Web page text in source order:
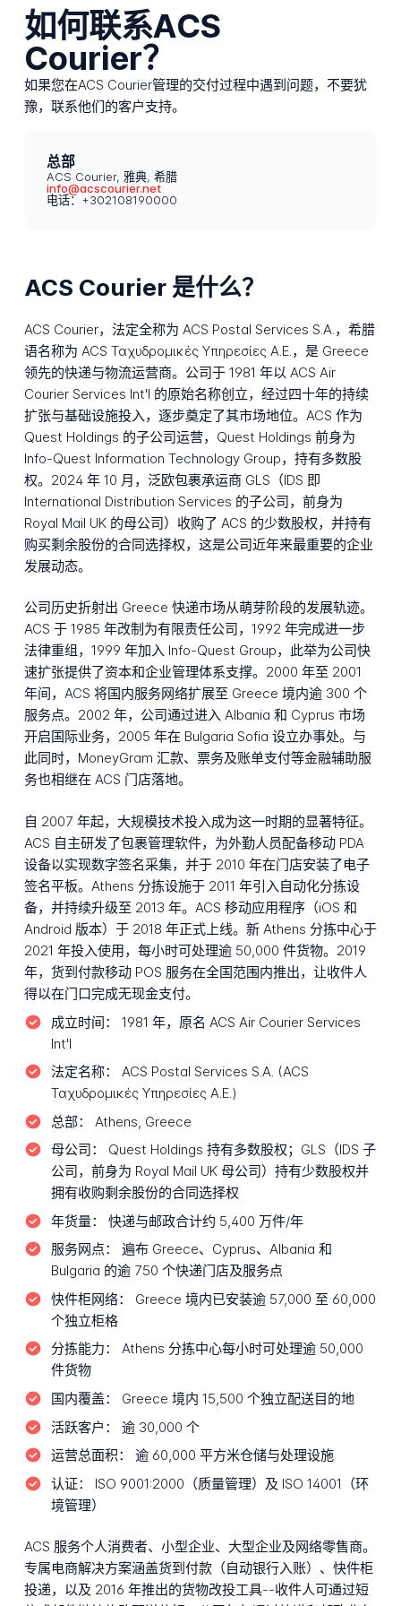
如何联系ACS
Courier？
如果您在ACS Courier管理的交付过程中遇到问题，不要犹
豫，联系他们的客户支持。
总部
ACS Courier, 雅典, 希腊
info@acscourier.net
电话：+302108190000
ACS Courier 是什么？
ACS Courier，法定全称为 ACS Postal Services S.A.，希腊
语名称为 ACS Ταχυδρομικές Υπηρεσίες Α.Ε.，是 Greece
领先的快递与物流运营商。公司于 1981 年以 ACS Air
Courier Services Int'l 的原始名称创立，经过四十年的持续
扩张与基础设施投入，逐步奠定了其市场地位。ACS 作为
Quest Holdings 的子公司运营，Quest Holdings 前身为
Info-Quest Information Technology Group，持有多数股
权。2024 年 10 月，泛欧包裹承运商 GLS（IDS 即
International Distribution Services 的子公司，前身为
Royal Mail UK 的母公司）收购了 ACS 的少数股权，并持有
购买剩余股份的合同选择权，这是公司近年来最重要的企业
发展动态。
公司历史折射出 Greece 快递市场从萌芽阶段的发展轨迹。
ACS 于 1985 年改制为有限责任公司，1992 年完成进一步
法律重组，1999 年加入 Info-Quest Group，此举为公司快
速扩张提供了资本和企业管理体系支撑。2000 年至 2001
年间，ACS 将国内服务网络扩展至 Greece 境内逾 300 个
服务点。2002 年，公司通过进入 Albania 和 Cyprus 市场
开启国际业务，2005 年在 Bulgaria Sofia 设立办事处。与
此同时，MoneyGram 汇款、票务及账单支付等金融辅助服
务也相继在 ACS 门店落地。
自 2007 年起，大规模技术投入成为这一时期的显著特征。
ACS 自主研发了包裹管理软件，为外勤人员配备移动 PDA
设备以实现数字签名采集，并于 2010 年在门店安装了电子
签名平板。Athens 分拣设施于 2011 年引入自动化分拣设
备，并持续升级至 2013 年。ACS 移动应用程序（iOS 和
Android 版本）于 2018 年正式上线。新 Athens 分拣中心于
2021 年投入使用，每小时可处理逾 50,000 件货物。2019
年，货到付款移动 POS 服务在全国范围内推出，让收件人
得以在门口完成无现金支付。
成立时间：
1981 年，原名 ACS Air Courier Services
Int'l
法定名称：
ACS Postal Services S.A. (ACS
Ταχυδρομικές Υπηρεσίες Α.Ε.)
总部：
Athens, Greece
母公司：
Quest Holdings 持有多数股权；GLS（IDS 子
公司，前身为 Royal Mail UK 母公司）持有少数股权并
拥有收购剩余股份的合同选择权
年货量：
快递与邮政合计约 5,400 万件/年
服务网点：
遍布 Greece、Cyprus、Albania 和
Bulgaria 的逾 750 个快递门店及服务点
快件柜网络：
Greece 境内已安装逾 57,000 至 60,000
个独立柜格
分拣能力：
Athens 分拣中心每小时可处理逾 50,000
件货物
国内覆盖：
Greece 境内 15,500 个独立配送目的地
活跃客户：
逾 30,000 个
运营总面积：
逾 60,000 平方米仓储与处理设施
认证：
ISO 9001:2000（质量管理）及 ISO 14001（环
境管理）
ACS 服务个人消费者、小型企业、大型企业及网络零售商。
专属电商解决方案涵盖货到付款（自动银行入账）、快件柜
投递，以及 2016 年推出的货物改投工具--收件人可通过短